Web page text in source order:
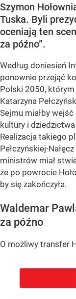
Szymon
Tuska. Byli
oceniają ten
za późno”.
Według doniesień
ponownie przejąć
Polski 2050,
Katarzyna
Sejmu miałby
kultury i
Realizacja takiego
Pełczyńskiej-
ministrów miał
że po powrocie
by się zakończyła.
Waldemar
za późno
O możliwy transfer